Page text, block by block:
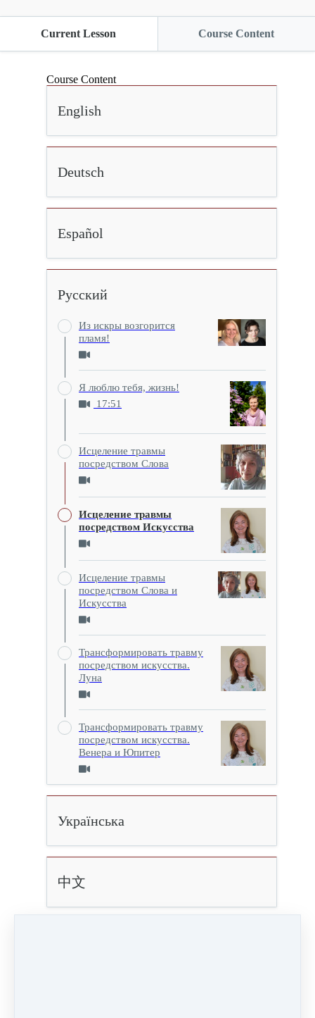
Current Lesson Course Content
Course Content
English
Deutsch
Español
Русский
Из искры возгорится
пламя!
Я люблю тебя, жизнь!
17:51
Исцеление травмы
посредством Слова
Исцеление травмы
посредством Искусства
Исцеление травмы
посредством Слова и
Искусства
Трансформировать травму
посредством искусства.
Луна
Трансформировать травму
посредством искусства.
Венера и Юпитер
Українська
中文